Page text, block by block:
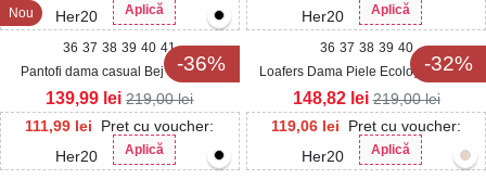
Her20
Aplică
Her20
Aplică
Nou
-36%
36 37 38 39 40 41
Pantofi dama casual Bej din Piele
Ecologica Saybrie
111,99 lei
Pret cu voucher:
Her20
Aplică
139,99 lei 219,00lei
-32%
36 37 38 39 40
Loafers Dama Piele Ecologica Negri
Avni
119,06 lei
Pret cu voucher:
Her20
Aplică
148,82 lei 219,00lei